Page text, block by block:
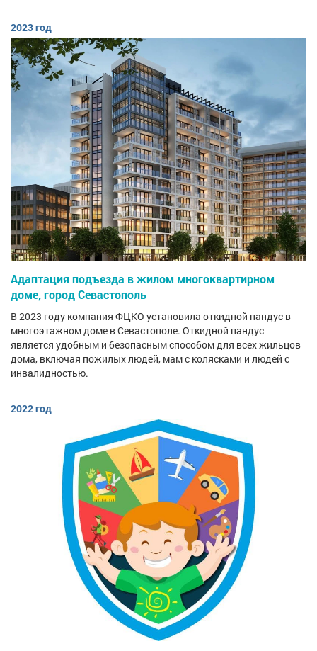
2023 год
Адаптация подъезда в жилом многоквартирном
доме, город Севастополь
В 2023 году компания ФЦКО установила откидной пандус в
многоэтажном доме в Севастополе. Откидной пандус
является удобным и безопасным способом для всех жильцов
дома, включая пожилых людей, мам с колясками и людей с
инвалидностью.
2022 год